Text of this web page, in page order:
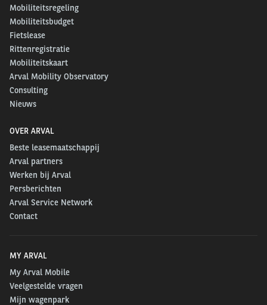
Mobiliteitsregeling
Mobiliteitsbudget
Fietslease
Rittenregistratie
Mobiliteitskaart
Arval Mobility Observatory
Consulting
Nieuws
OVER ARVAL
Beste leasemaatschappij
Arval partners
Werken bij Arval
Persberichten
Arval Service Network
Contact
MY ARVAL
My Arval Mobile
Veelgestelde vragen
Mijn wagenpark